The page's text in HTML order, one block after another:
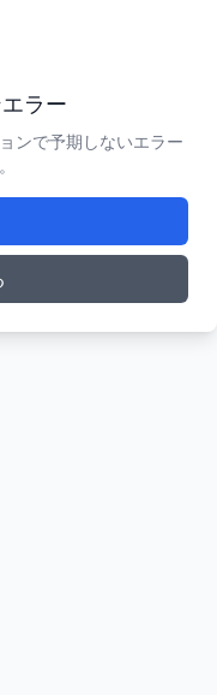
ラー
ンで予期しないエラー